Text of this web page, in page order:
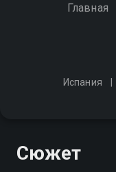
Главная
Испания
Сюжет